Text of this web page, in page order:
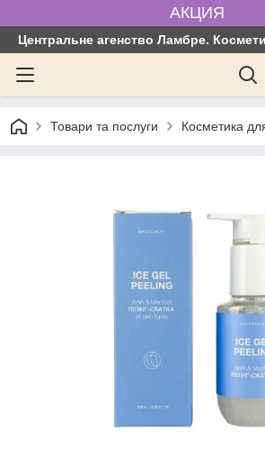
АКЦИЯ
Центральне агенство Ламбре.
Товари та послуги Косметика